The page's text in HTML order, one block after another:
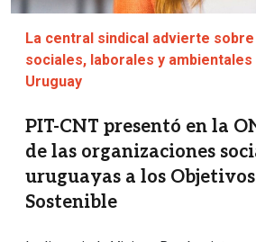
La central sindical advierte
sociales, laborales y
Uruguay
PIT-CNT presentó en la
de las organizaciones
uruguayas a los
Sostenible